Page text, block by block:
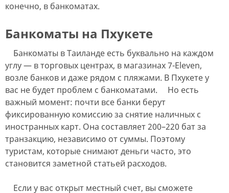
конечно, в банкоматах.
Банкоматы на Пхукете
Банкоматы в Таиланде есть буквально на каждом
углу — в торговых центрах, в магазинах 7-Eleven,
возле банков и даже рядом с пляжами. В Пхукете у
вас не будет проблем с банкоматами. Но есть
важный момент: почти все банки берут
фиксированную комиссию за снятие наличных с
иностранных карт. Она составляет 200–220 бат за
транзакцию, независимо от суммы. Поэтому
туристам, которые снимают деньги часто, это
становится заметной статьей расходов.
Если у вас открыт местный счет, вы сможете